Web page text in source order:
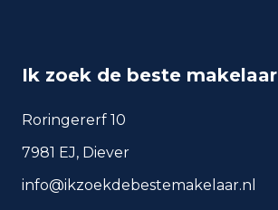
Ik zoek de beste makelaar
Roringererf 10
7981 EJ, Diever
info@ikzoekdebestemakelaar.nl